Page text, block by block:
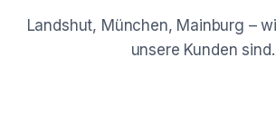
Landshut, München, Mainburg –
unsere Kunden sind.